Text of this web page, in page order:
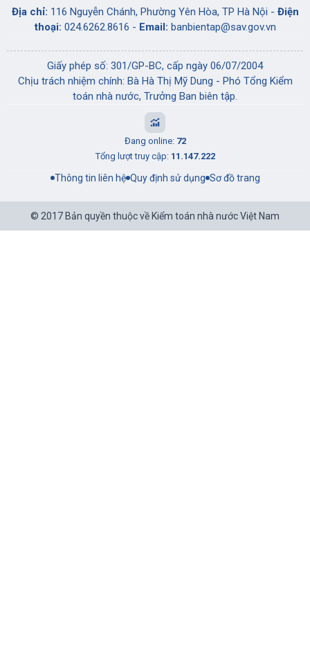
Địa chỉ: 116 Nguyễn Chánh, Phường Yên Hòa, TP Hà Nội - Điện
thoại: 024.6262.8616 - Email: banbientap@sav.gov.vn
Giấy phép số: 301/GP-BC, cấp ngày 06/07/2004
Chịu trách nhiệm chính: Bà Hà Thị Mỹ Dung - Phó Tổng Kiểm
toán nhà nước, Trưởng Ban biên tập.
Đang online: 72
Tổng lượt truy cập: 11.147.222
Thông tin liên hệ Quy định sử dụng Sơ đồ trang
© 2017 Bản quyền thuộc về Kiểm toán nhà nước Việt Nam